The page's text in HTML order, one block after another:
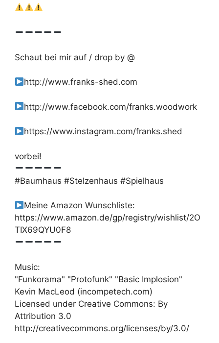
Schaut bei mir auf / drop by @
http://www.franks-shed.com
http://www.facebook.com/franks.woodwork
https://www.instagram.com/franks.shed
vorbei!
#Baumhaus #Stelzenhaus #Spielhaus
Meine Amazon Wunschliste:
https://www.amazon.de/gp/registry/wishlist/2O
TIX69QYU0F8
Music:
"Funkorama" "Protofunk" "Basic Implosion"
Kevin MacLeod (incompetech.com)
Licensed under Creative Commons: By
Attribution 3.0
http://creativecommons.org/licenses/by/3.0/